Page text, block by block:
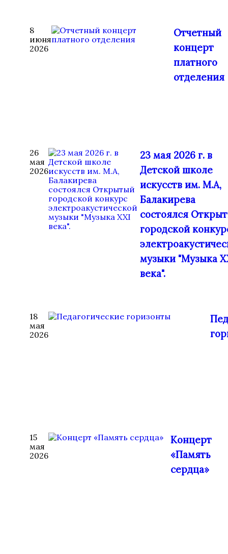
8
июня
2026
Отчетный
концерт
платного
отделения
26
мая
2026
23 мая 2026 г. в
Детской школе
искусств им. М.А,
Балакирева
состоялся
городской
музыки "Музыка
века".
18
мая
2026
15
мая
2026
Концерт
«Память
сердца»